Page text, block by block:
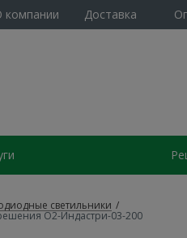
компании Доставка
светильники /
О2-Индастри-03-200